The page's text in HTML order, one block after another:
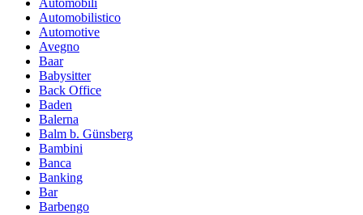
Automobili
Automobilistico
Automotive
Avegno
Baar
Babysitter
Back Office
Baden
Balerna
Balm b. Günsberg
Bambini
Banca
Banking
Bar
Barbengo